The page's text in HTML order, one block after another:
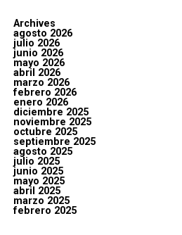
Archives
agosto 2026
julio 2026
junio 2026
mayo 2026
abril 2026
marzo 2026
febrero 2026
enero 2026
diciembre 2025
noviembre 2025
octubre 2025
septiembre 2025
agosto 2025
julio 2025
junio 2025
mayo 2025
abril 2025
marzo 2025
febrero 2025